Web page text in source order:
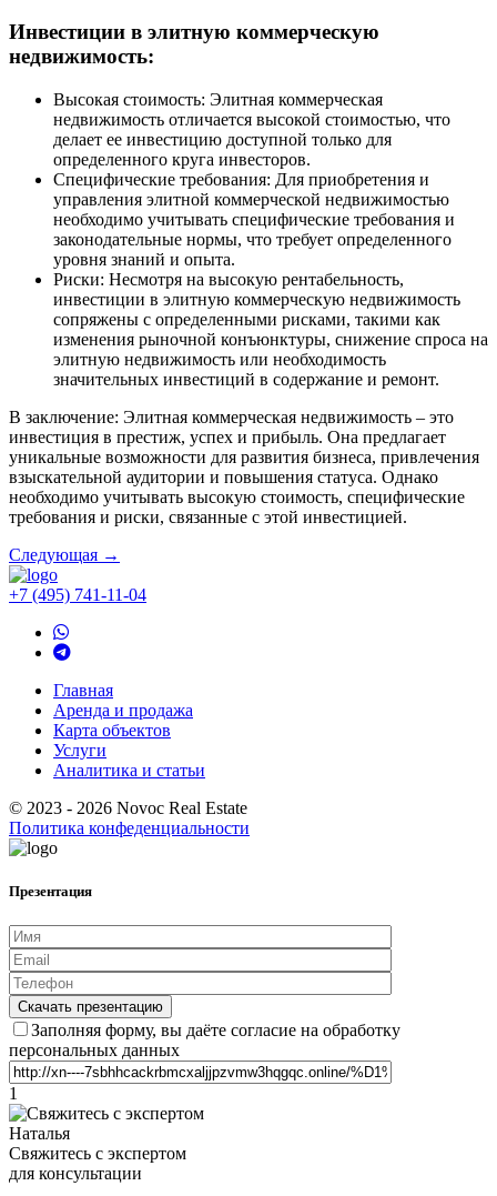
Инвестиции в элитную коммерческую
недвижимость:
Высокая стоимость: Элитная коммерческая
недвижимость отличается высокой стоимостью, что
делает ее инвестицию доступной только для
определенного круга инвесторов.
Специфические требования: Для приобретения и
управления элитной коммерческой недвижимостью
необходимо учитывать специфические требования и
законодательные нормы, что требует определенного
уровня знаний и опыта.
Риски: Несмотря на высокую рентабельность,
инвестиции в элитную коммерческую недвижимость
сопряжены с определенными рисками, такими как
изменения рыночной конъюнктуры, снижение спроса на
элитную недвижимость или необходимость
значительных инвестиций в содержание и ремонт.
В заключение: Элитная коммерческая недвижимость – это
инвестиция в престиж, успех и прибыль. Она предлагает
уникальные возможности для развития бизнеса, привлечения
взыскательной аудитории и повышения статуса. Однако
необходимо учитывать высокую стоимость, специфические
требования и риски, связанные с этой инвестицией.
Навигация
по
записям
Следующая →
+7 (495) 741-11-04
Главная
Аренда и продажа
Карта объектов
Услуги
Аналитика и статьи
© 2023 - 2026 Novoc Real Estate
Политика конфеденциальности
Презентация
Заполняя форму, вы даёте согласие на обработку
персональных данных
1
Наталья
Свяжитесь с экспертом
для консультации